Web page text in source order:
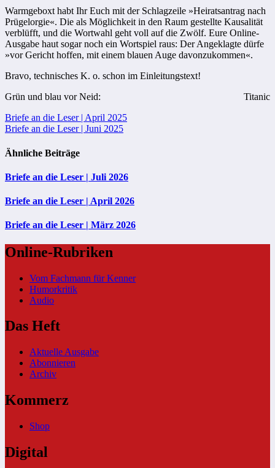
Warmgeboxt habt Ihr Euch mit der Schlagzeile »Heiratsantrag nach
Prügelorgie«. Die als Möglichkeit in den Raum gestellte Kausalität
verblüfft, und die Wortwahl geht voll auf die Zwölf. Eure Online-
Ausgabe haut sogar noch ein Wortspiel raus: Der Angeklagte dürfe
»vor Gericht hoffen, mit einem blauen Auge davonzukommen«.
Bravo, technisches K. o. schon im Einleitungstext!
Grün und blau vor Neid:
Titanic
Beitragsnavigation
Briefe an die Leser | April 2025
Briefe an die Leser | Juni 2025
Ähnliche Beiträge
Briefe an die Leser | Juli 2026
Briefe an die Leser | April 2026
Briefe an die Leser | März 2026
Online-Rubriken
Vom Fachmann für Kenner
Humorkritik
Audio
Das Heft
Aktuelle Ausgabe
Abonnieren
Archiv
Kommerz
Shop
Digital